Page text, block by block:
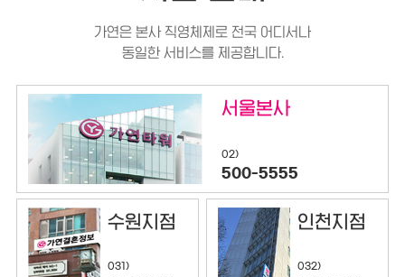
가연은 본사 직영체제로 전국 어디서나
동일한 서비스를 제공합니다.
서울본사
02)
500-5555
수원지점
031)
인천지점
032)